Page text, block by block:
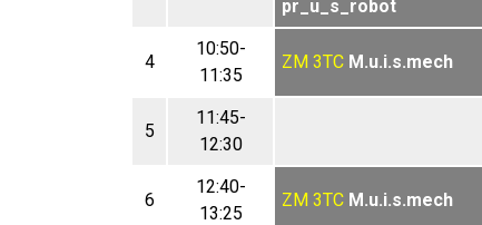
pr_u_s_robot
4
10:50-
11:35
ZM 3TC M.u.i.s.mech
5
11:45-
12:30
6
12:40-
13:25
ZM 3TC M.u.i.s.mech